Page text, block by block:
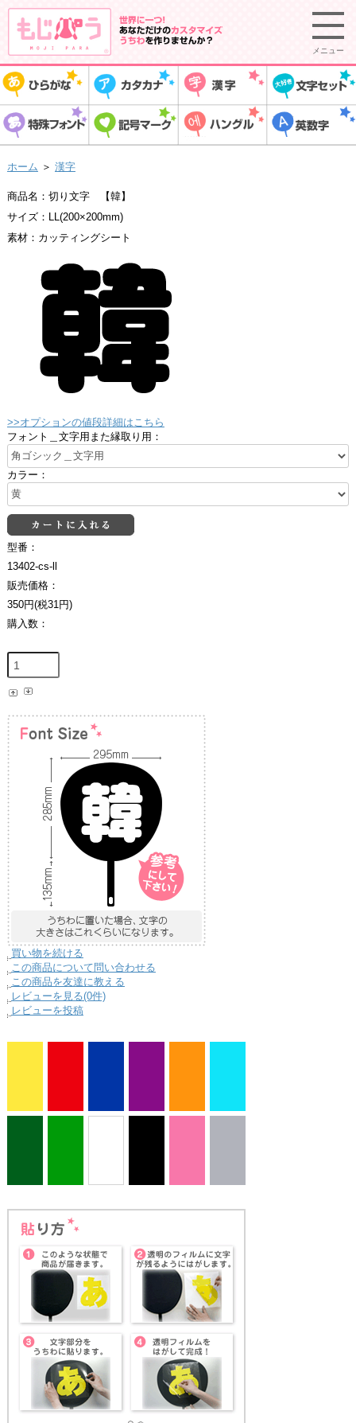
メニュー
ホーム ＞ 漢字
商品名：切り文字 【韓】
サイズ：LL(200×200mm)
素材：カッティングシート
>>オプションの値段詳細はこちら
フォント＿文字用また縁取り用：
カラー：
型番：
13402-cs-ll
販売価格：
350円(税31円)
購入数：
買い物を続ける
この商品について問い合わせる
この商品を友達に教える
レビューを見る(0件)
レビューを投稿